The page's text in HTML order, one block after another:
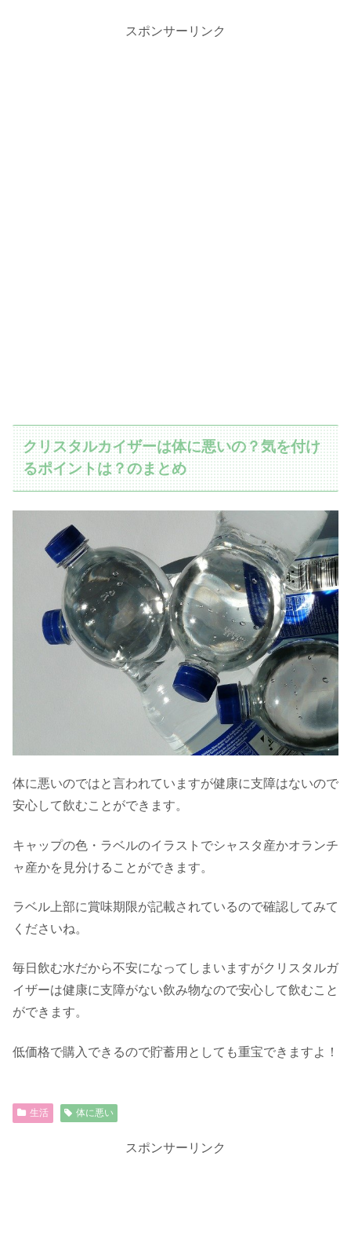
スポンサーリンク
クリスタルカイザーは体に悪いの？気を付け
るポイントは？のまとめ
体に悪いのではと言われていますが健康に支障はないので
安心して飲むことができます。
キャップの色・ラベルのイラストでシャスタ産かオランチ
ャ産かを見分けることができます。
ラベル上部に賞味期限が記載されているので確認してみて
くださいね。
毎日飲む水だから不安になってしまいますがクリスタルガ
イザーは健康に支障がない飲み物なので安心して飲むこと
ができます。
低価格で購入できるので貯蓄用としても重宝できますよ！
生活 体に悪い
スポンサーリンク